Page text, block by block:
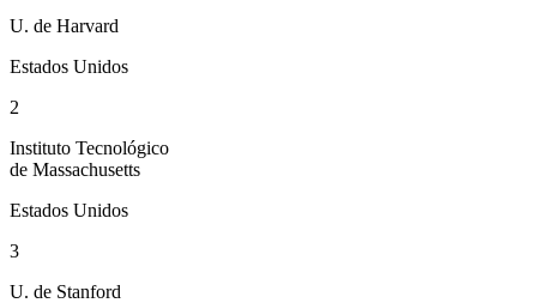
U. de Harvard
Estados Unidos
2
Instituto Tecnológico
de Massachusetts
Estados Unidos
3
U. de Stanford